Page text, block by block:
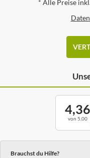
* Alle Preise
4,36
von 5,00
Brauchst du Hilfe?